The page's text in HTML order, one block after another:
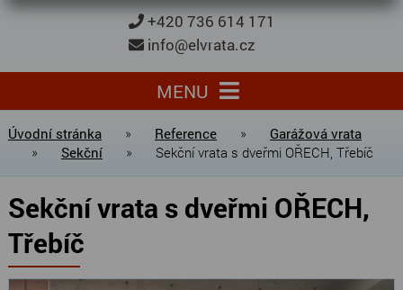
+420 736 614 171
info@elvrata.cz
MENU
Úvodní stránka » Reference »
Garážová vrata
»
Sekční » Sekční vrata s dveřmi OŘECH, Třebíč
Sekční vrata s dveřmi OŘECH,
Třebíč